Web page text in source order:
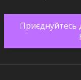
Приєднуйтесь